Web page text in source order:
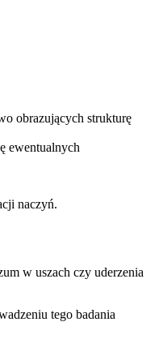
obrazujących strukturę
ewentualnych
naczyń.
w uszach czy uderzenia
tego badania